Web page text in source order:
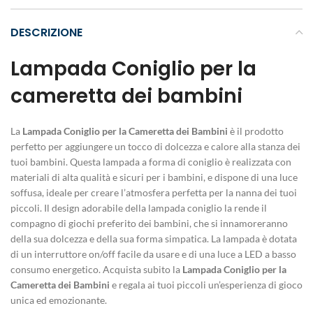
DESCRIZIONE
Lampada Coniglio per la
cameretta dei bambini
La Lampada Coniglio per la Cameretta dei Bambini è il prodotto
perfetto per aggiungere un tocco di dolcezza e calore alla stanza dei
tuoi bambini. Questa lampada a forma di coniglio è realizzata con
materiali di alta qualità e sicuri per i bambini, e dispone di una luce
soffusa, ideale per creare l’atmosfera perfetta per la nanna dei tuoi
piccoli. Il design adorabile della lampada coniglio la rende il
compagno di giochi preferito dei bambini, che si innamoreranno
della sua dolcezza e della sua forma simpatica. La lampada è dotata
di un interruttore on/off facile da usare e di una luce a LED a basso
consumo energetico. Acquista subito la Lampada Coniglio per la
Cameretta dei Bambini e regala ai tuoi piccoli un’esperienza di gioco
unica ed emozionante.